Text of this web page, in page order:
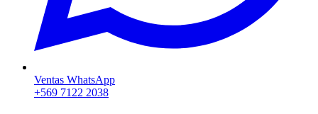
Ventas WhatsApp
+569 7122 2038